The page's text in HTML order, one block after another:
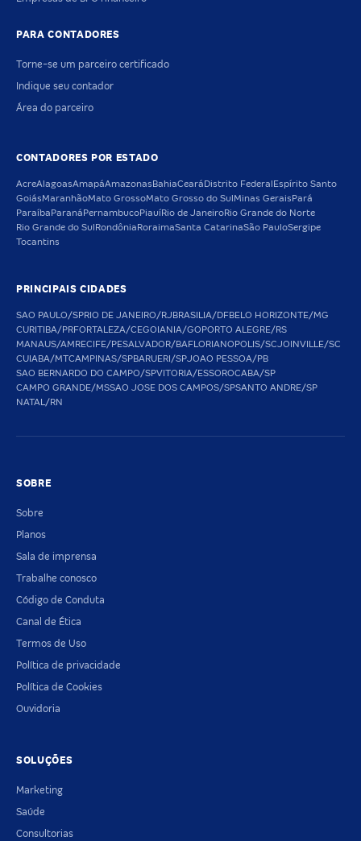
PARA CONTADORES
Torne-se um parceiro certificado
Indique seu contador
Área do parceiro
CONTADORES POR ESTADO
AcreAlagoasAmapáAmazonas BahiaCeará Distrito Federal Espírito Santo
GoiásMaranhãoMato GrossoMato Grosso do Sul Minas Gerais Pará
Paraíba Paraná PernambucoPiauíRio de JaneiroRio Grande do Norte
Rio Grande do Sul Rondônia RoraimaSanta CatarinaSão PauloSergipe
Tocantins
PRINCIPAIS CIDADES
SAO PAULO/SPRIO DE JANEIRO/RJBRASILIA/DFBELO HORIZONTE/MG
CURITIBA/PRFORTALEZA/CEGOIANIA/GOPORTO ALEGRE/RS
MANAUS/AMRECIFE/PESALVADOR/BAFLORIANOPOLIS/SCJOINVILLE/SC
CUIABA/MTCAMPINAS/SPBARUERI/SPJOAO PESSOA/PB
SAO BERNARDO DO CAMPO/SPVITORIA/ESSOROCABA/SP
CAMPO GRANDE/MSSAO JOSE DOS CAMPOS/SPSANTO ANDRE/SP
NATAL/RN
SOBRE
Sobre
Planos
Sala de imprensa
Trabalhe conosco
Código de Conduta
Canal de Ética
Termos de Uso
Política de privacidade
Política de Cookies
Ouvidoria
SOLUÇÕES
Marketing
Saúde
Consultorias